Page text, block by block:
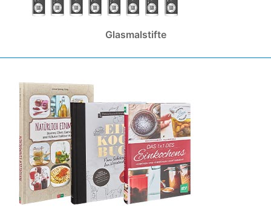
Glasmalstifte